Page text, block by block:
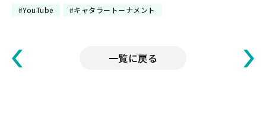
#YouTube #キャタラートーナメント
一覧に戻る